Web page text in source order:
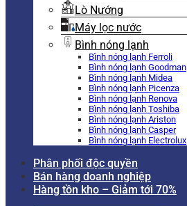
Lò Nướng
Máy lọc nước
Bình nóng lạnh
Bình nóng lạnh Ferroli
Bình nóng lạnh Goodman
Bình nóng lạnh Midea
Bình nóng lạnh Picenza
Bình nóng lạnh Renova
Bình nóng lạnh Toshiba
Bình nóng lạnh Ariston
Bình nóng lạnh Casper
Bình nóng lạnh Electrolux
Phân phối độc quyền
Bán hàng doanh nghiệp
Hàng tồn kho – Giảm tới 70%